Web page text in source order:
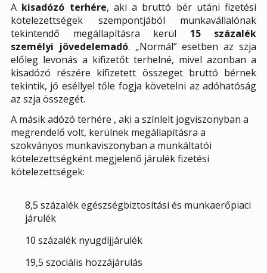
A kisadózó terhére, aki a bruttó bér utáni fizetési
kötelezettségek szempontjából munkavállalónak
tekintendő megállapításra kerül 15 százalék
személyi jövedelemadó. „Normál” esetben az szja
előleg levonás a kifizetőt terhelné, mivel azonban a
kisadózó részére kifizetett összeget bruttó bérnek
tekintik, jó eséllyel tőle fogja követelni az adóhatóság
az szja összegét.
A másik adózó terhére , aki a színlelt jogviszonyban a
megrendelő volt, kerülnek megállapításra a
szokványos munkaviszonyban a munkáltatói
kötelezettségként megjelenő járulék fizetési
kötelezettségek:
8,5 százalék egészségbiztosítási és munkaerőpiaci
járulék
10 százalék nyugdíjjárulék
19,5 szociális hozzájárulás